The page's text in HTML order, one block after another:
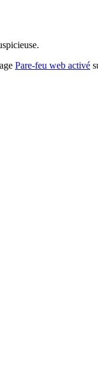
Pare-feu web activé